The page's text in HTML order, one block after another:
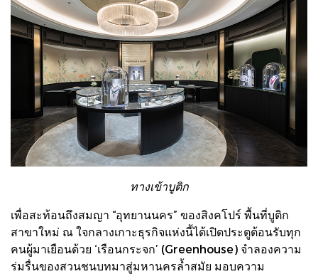
ทางเข้าบูติก
เพื่อสะท้อนถึงสมญา “อุทยานนคร” ของสิงคโปร์ พื้นที่บูติก
สาขาใหม่ ณ ใจกลางเกาะธุรกิจแห่งนี้ได้เปิดประตูต้อนรับทุก
คนผู้มาเยือนด้วย ‘เรือนกระจก’ (Greenhouse) จำลองความ
ร่มรื่นของสวนชนบทมาสู่มหานครล้ำสมัย มอบความ